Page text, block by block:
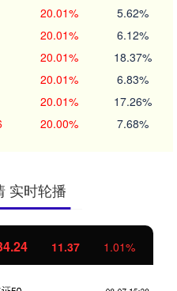
20.01% 5.62%
20.01% 6.12%
20.01% 18.37%
20.01% 6.83%
20.01% 17.26%
20.00% 7.68%
实时轮播
11.37 1.01%